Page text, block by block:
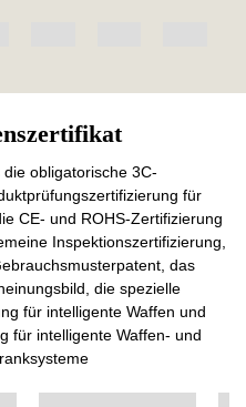
obligatorische 3C-
für
CE- und ROHS-Zertifizierung
Inspektionszertifizierung,
das
die spezielle
für intelligente Waffen und
für intelligente Waffen- und